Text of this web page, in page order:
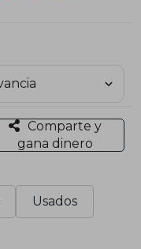
Comparte y
gana dinero
Usados